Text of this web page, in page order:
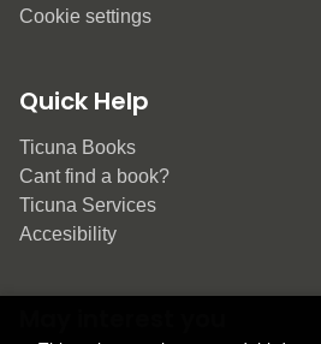
Cookie settings
Quick Help
Ticuna Books
Cant find a book?
Ticuna Services
Accesibility